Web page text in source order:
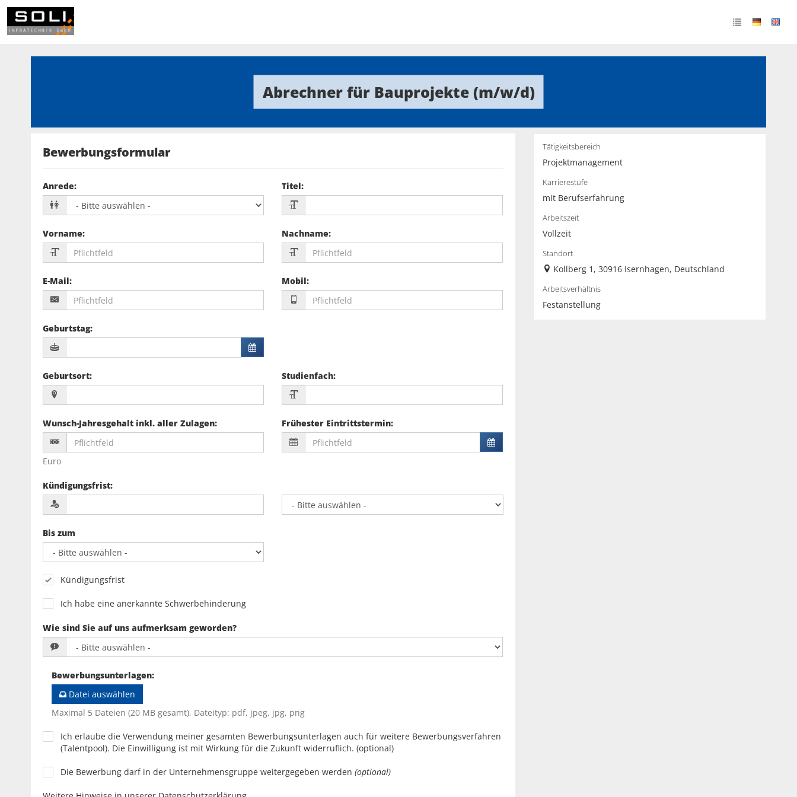
Abrechner für Bauprojekte (m/w/d)
Bewerbungsformular
Anrede: Titel:
Vorname: Nachname:
E-Mail: Mobil:
Geburtstag:
Geburtsort: Studienfach:
Wunsch-Jahresgehalt inkl. aller Zulagen:
Euro
Frühester Eintrittstermin:
Kündigungsfrist:
Bis zum
Kündigungsfrist
Ich habe eine anerkannte Schwerbehinderung
Wie sind Sie auf uns aufmerksam geworden?
Bewerbungsunterlagen:
Datei auswählen
Maximal 5 Dateien (20 MB gesamt), Dateityp: pdf, jpeg, jpg, png
Ich erlaube die Verwendung meiner gesamten Bewerbungsunterlagen auch für weitere Bewerbungsverfahren
(Talentpool). Die Einwilligung ist mit Wirkung für die Zukunft widerruflich. (optional)
Die Bewerbung darf in der Unternehmensgruppe weitergegeben werden (optional)
Tätigkeitsbereich
Projektmanagement
Karrierestufe
mit Berufserfahrung
Arbeitszeit
Vollzeit
Standort
Kollberg 1, 30916 Isernhagen, Deutschland
Arbeitsverhältnis
Festanstellung